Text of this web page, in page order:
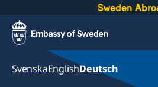
Sweden
SvenskaEnglishDeutsch